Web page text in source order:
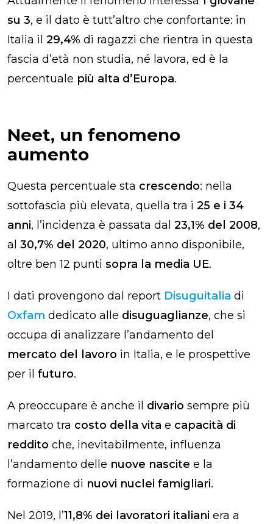
su 3, e il dato è tutt’altro che confortante: in
Italia il 29,4% di ragazzi che rientra in questa
fascia d’età non studia, né lavora, ed è la
percentuale più alta d’Europa.
Neet, un fenomeno
aumento
Questa percentuale sta crescendo: nella
sottofascia più elevata, quella tra i 25 e i 34
anni, l’incidenza è passata dal 23,1% del 2008,
al 30,7% del 2020, ultimo anno disponibile,
oltre ben 12 punti sopra la media UE.
I dati provengono dal report Disuguitalia di
Oxfam dedicato alle disuguaglianze, che si
occupa di analizzare l’andamento del
mercato del lavoro in Italia, e le prospettive
per il futuro.
A preoccupare è anche il divario sempre più
marcato tra costo della vita e capacità di
reddito che, inevitabilmente, influenza
l’andamento delle nuove nascite e la
formazione di nuovi nuclei famigliari.
Nel 2019, l’11,8% dei lavoratori italiani era a